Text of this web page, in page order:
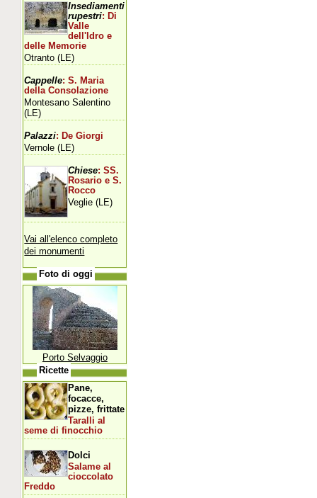
Insediamenti
rupestri: Di
Valle
dell'Idro e
delle Memorie
Otranto (LE)
Cappelle: S. Maria
della Consolazione
Montesano Salentino
(LE)
Palazzi: De Giorgi
Vernole (LE)
Chiese: SS.
Rosario e S.
Rocco
Veglie (LE)
Vai all'elenco completo
dei monumenti
Foto di oggi
Porto Selvaggio
Ricette
Pane,
focacce,
pizze, frittate
Taralli al
seme di finocchio
Dolci
Salame al
cioccolato
Freddo